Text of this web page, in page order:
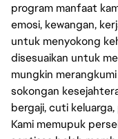
program manfaat
emosi, kewangan,
untuk menyokong
disesuaikan untuk
mungkin
sokongan
bergaji, cuti
Kami memupuk